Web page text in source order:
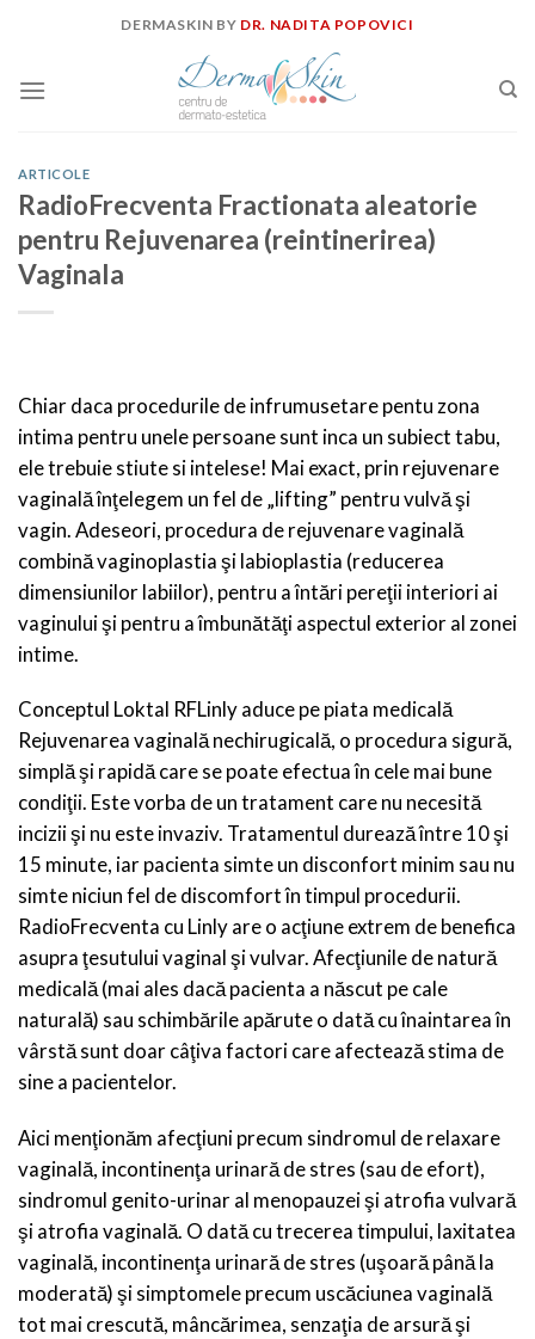
DERMASKIN BY DR. NADITA POPOVICI
ARTICOLE
RadioFrecventa Fractionata aleatorie
pentru Rejuvenarea (reintinerirea)
Vaginala
Chiar daca procedurile de infrumusetare pentu zona
intima pentru unele persoane sunt inca un subiect tabu,
ele trebuie stiute si intelese! Mai exact, prin rejuvenare
vaginală înţelegem un fel de „lifting” pentru vulvă şi
vagin. Adeseori, procedura de rejuvenare vaginală
combină vaginoplastia şi labioplastia (reducerea
dimensiunilor labiilor), pentru a întări pereţii interiori ai
vaginului şi pentru a îmbunătăţi aspectul exterior al zonei
intime.
Conceptul Loktal RFLinly aduce pe piata medicală
Rejuvenarea vaginală nechirugicală, o procedura sigură,
simplă şi rapidă care se poate efectua în cele mai bune
condiţii. Este vorba de un tratament care nu necesită
incizii şi nu este invaziv. Tratamentul durează între 10 şi
15 minute, iar pacienta simte un disconfort minim sau nu
simte niciun fel de discomfort în timpul procedurii.
RadioFrecventa cu Linly are o acţiune extrem de benefica
asupra ţesutului vaginal şi vulvar. Afecţiunile de natură
medicală (mai ales dacă pacienta a născut pe cale
naturală) sau schimbările apărute o dată cu înaintarea în
vârstă sunt doar câţiva factori care afectează stima de
sine a pacientelor.
Aici menţionăm afecţiuni precum sindromul de relaxare
vaginală, incontinenţa urinară de stres (sau de efort),
sindromul genito-urinar al menopauzei şi atrofia vulvară
şi atrofia vaginală. O dată cu trecerea timpului, laxitatea
vaginală, incontinenţa urinară de stres (uşoară până la
moderată) şi simptomele precum uscăciunea vaginală
tot mai crescută, mâncărimea, senzaţia de arsură şi